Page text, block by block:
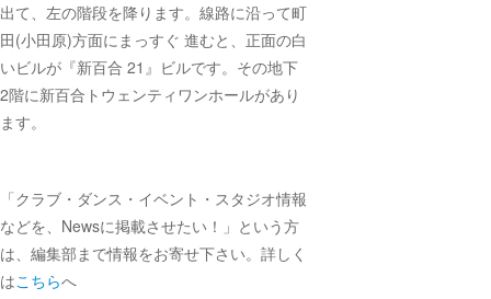
出て、左の階段を降ります。線路に沿って町
田(小田原)方面にまっすぐ 進むと、正面の白
いビルが『新百合 21』ビルです。その地下
2階に新百合トウェンティワンホールがあり
ます。
「クラブ・ダンス・イベント・スタジオ情報
などを、Newsに掲載させたい！」という方
は、編集部まで情報をお寄せ下さい。詳しく
はこちらへ